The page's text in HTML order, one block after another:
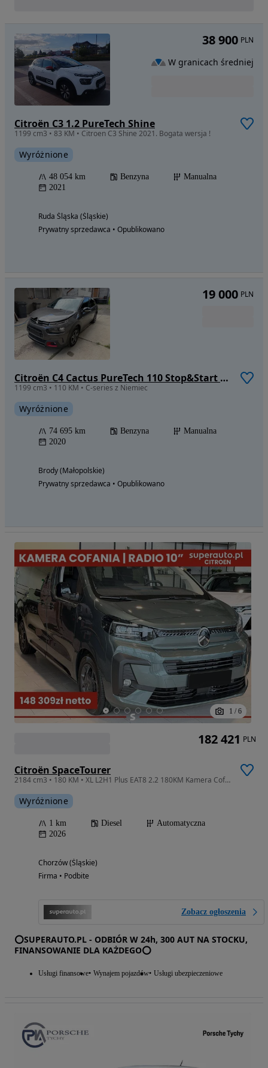
Citroën C3 1.2 PureTech Shine
1199 cm3 • 83 KM • Citroen C3 Shine 2021. Bogata wersja !
Wyróżnione
48 054 km Benzyna
Manualna
2021
Ruda Śląska (Śląskie)
Prywatny sprzedawca • Opublikowano
38 900 PLN
W granicach średniej
Citroën C4 Cactus PureTech 110 Stop&Start C-SERIES
1199 cm3 • 110 KM • C-series z Niemiec
Wyróżnione
74 695 km Benzyna
Manualna
2020
Brody (Małopolskie)
Prywatny sprzedawca • Opublikowano
19 000 PLN
1 / 6
Citroën SpaceTourer
2184 cm3 • 180 KM • XL L2H1 Plus EAT8 2.2 180KM Kamera Cofania !! Radio 10" !!
Wyróżnione
1 km Diesel
Automatyczna
2026
Chorzów (Śląskie)
Firma • Podbite
Zobacz ogłoszenia
⭕SUPERAUTO.PL - ODBIÓR W 24h, 300 AUT NA STOCKU,
FINANSOWANIE DLA KAŻDEGO⭕
Usługi finansowe Wynajem pojazdów Usługi ubezpieczeniowe
182 421 PLN